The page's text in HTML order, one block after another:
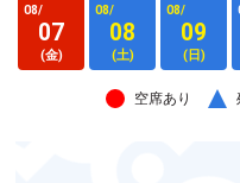
08/
07
(金)
08/
08
(土)
08/
09
(日)
空席あり